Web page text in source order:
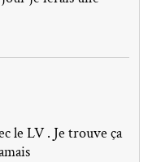
le LV . Je trouve ça